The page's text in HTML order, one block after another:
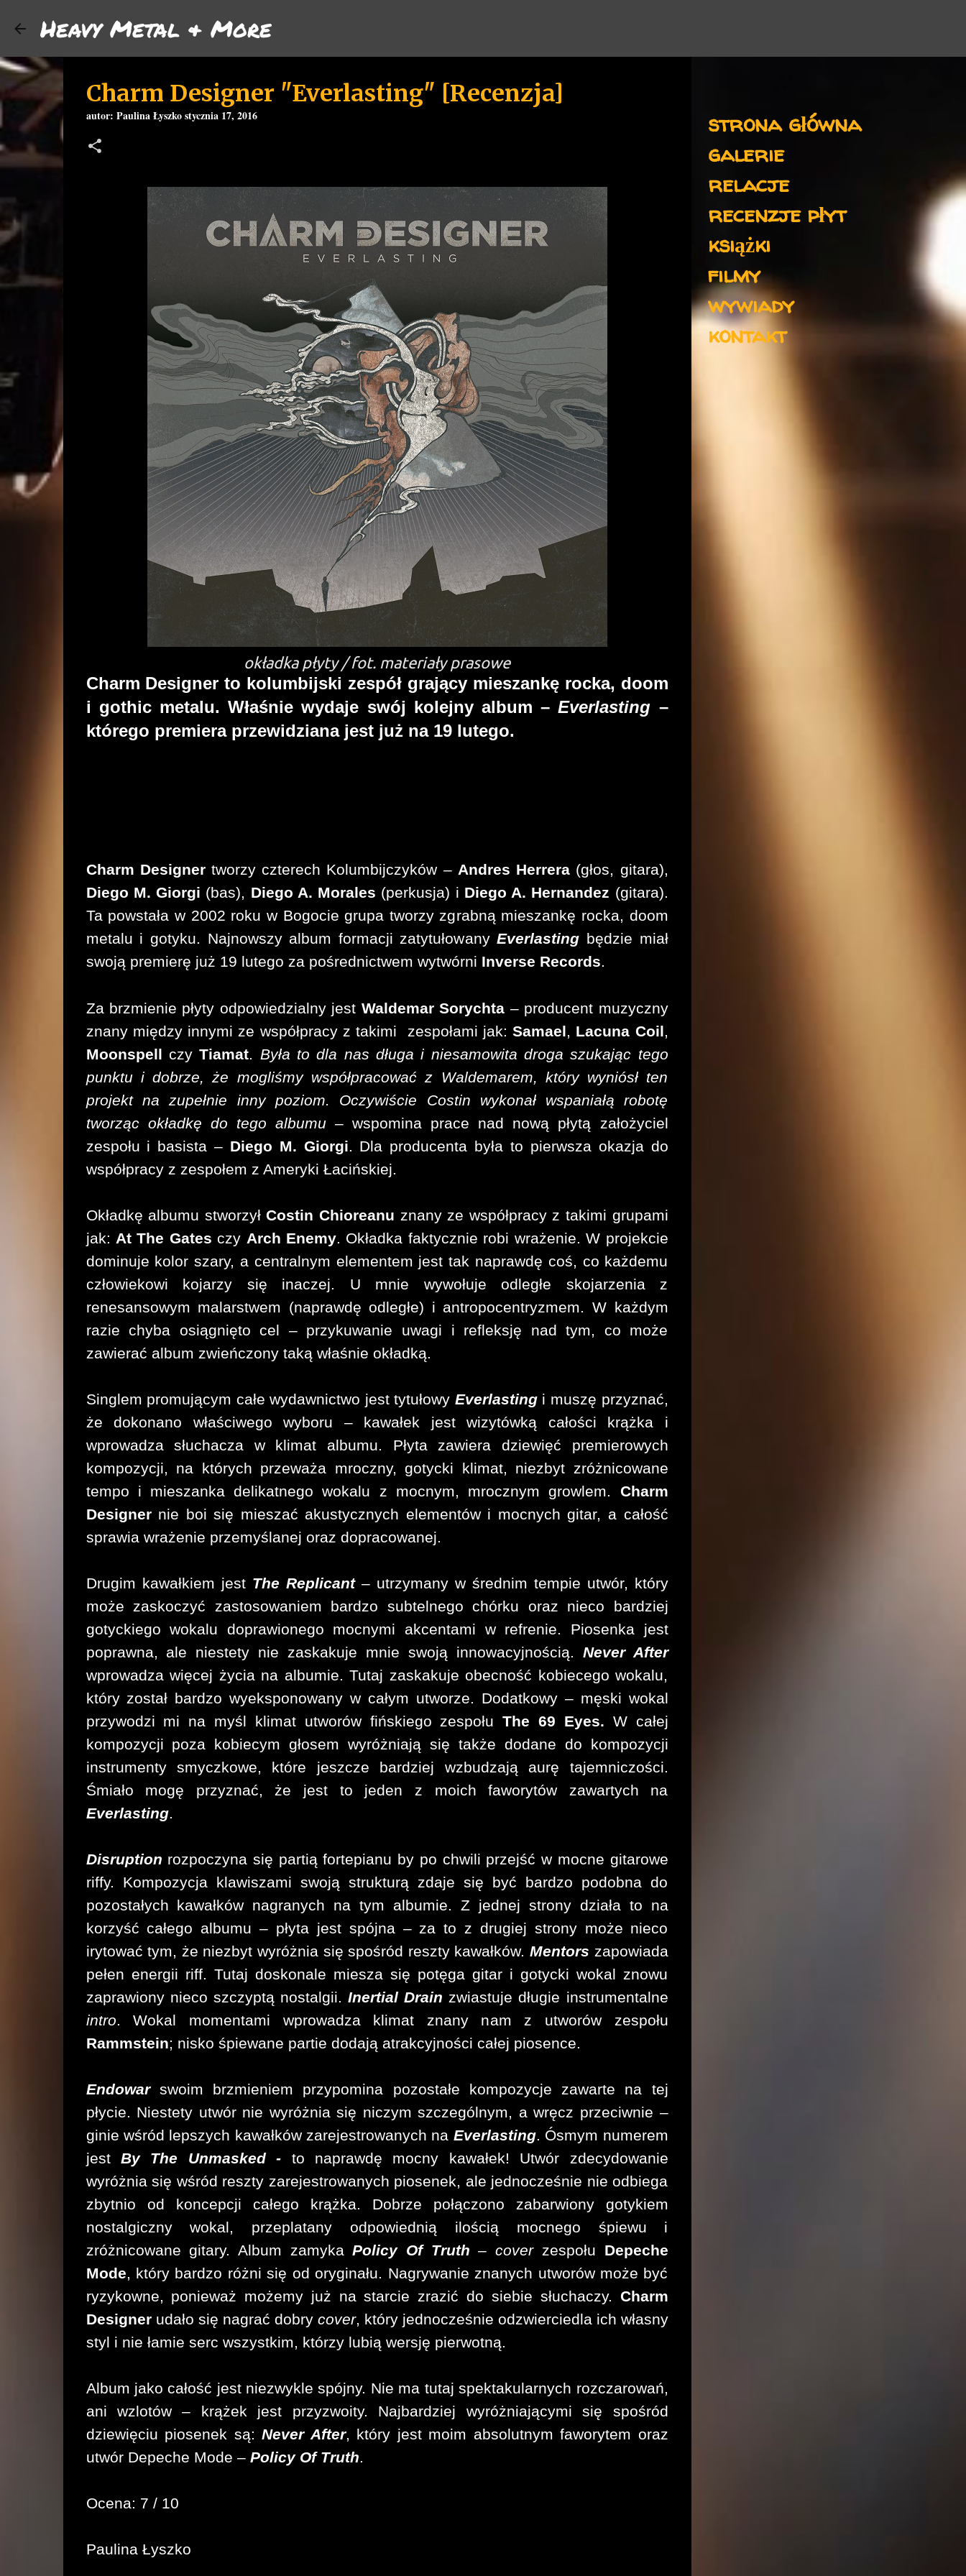
Heavy Metal & More
Charm Designer "Everlasting" [Recenzja]
autor: Paulina Łyszko stycznia 17, 2016
okładka płyty / fot. materiały prasowe
Charm Designer to kolumbijski zespół grający mieszankę rocka, doom
i gothic metalu. Właśnie wydaje swój kolejny album –Everlasting –
którego premiera przewidziana jest już na 19 lutego.
Charm Designer tworzy czterech Kolumbijczyków – Andres Herrera (głos, gitara),
Diego M. Giorgi (bas), Diego A. Morales (perkusja) i Diego A. Hernandez (gitara).
Ta powstała w 2002 roku w Bogocie grupa tworzy zgrabną mieszankę rocka, doom
metalu i gotyku. Najnowszy album formacji zatytułowanyEverlasting będzie miał
swoją premierę już 19 lutego za pośrednictwem wytwórni Inverse Records.
Za brzmienie płyty odpowiedzialny jest Waldemar Sorychta – producent muzyczny
znany między innymi ze współpracy z takimi zespołami jak: Samael, Lacuna Coil,
Moonspell czyTiamat. Była to dla nas długa i niesamowita droga szukając tego
punktu i dobrze, że mogliśmy współpracować z Waldemarem, który wyniósł ten
projekt na zupełnie inny poziom. Oczywiście Costin wykonał wspaniałą robotę
tworząc okładkę do tego albumu – wspomina prace nad nową płytą założyciel
zespołu i basista – Diego M. Giorgi. Dla producenta była to pierwsza okazja do
współpracy z zespołem z Ameryki Łacińskiej.
Okładkę albumu stworzyłCostin Chioreanu znany ze współpracy z takimi grupami
jak: At The Gates czy Arch Enemy. Okładka faktycznie robi wrażenie. W projekcie
dominuje kolor szary, a centralnym elementem jest tak naprawdę coś, co każdemu
człowiekowi kojarzy się inaczej. U mnie wywołuje odległe skojarzenia z
renesansowym malarstwem (naprawdę odległe) i antropocentryzmem. W każdym
razie chyba osiągnięto cel – przykuwanie uwagi i refleksję nad tym, co może
zawierać album zwieńczony taką właśnie okładką.
Singlem promującym całe wydawnictwo jest tytułowy Everlasting i muszę przyznać,
że dokonano właściwego wyboru – kawałek jest wizytówką całości krążka i
wprowadza słuchacza w klimat albumu. Płyta zawiera dziewięć premierowych
kompozycji, na których przeważa mroczny, gotycki klimat, niezbyt zróżnicowane
tempo i mieszanka delikatnego wokalu z mocnym, mrocznym growlem. Charm
Designer nie boi się mieszać akustycznych elementów i mocnych gitar, a całość
sprawia wrażenie przemyślanej oraz dopracowanej.
Drugim kawałkiem jest The Replicant – utrzymany w średnim tempie utwór, który
może zaskoczyć zastosowaniem bardzo subtelnego chórku oraz nieco bardziej
gotyckiego wokalu doprawionego mocnymi akcentami w refrenie. Piosenka jest
poprawna, ale niestety nie zaskakuje mnie swoją innowacyjnością. Never After
wprowadza więcej życia na albumie. Tutaj zaskakuje obecność kobiecego wokalu,
który został bardzo wyeksponowany w całym utworze. Dodatkowy – męski wokal
przywodzi mi na myśl klimat utworów fińskiego zespołuThe 69 Eyes. W całej
kompozycji poza kobiecym głosem wyróżniają się także dodane do kompozycji
instrumenty smyczkowe, które jeszcze bardziej wzbudzają aurę tajemniczości.
Śmiało mogę przyznać, że jest to jeden z moich faworytów zawartych na
Everlasting.
Disruption rozpoczyna się partią fortepianu by po chwili przejść w mocne gitarowe
riffy. Kompozycja klawiszami swoją strukturą zdaje się być bardzo podobna do
pozostałych kawałków nagranych na tym albumie. Z jednej strony działa to na
korzyść całego albumu – płyta jest spójna – za to z drugiej strony może nieco
irytować tym, że niezbyt wyróżnia się spośród reszty kawałków. Mentors zapowiada
pełen energii riff. Tutaj doskonale miesza się potęga gitar i gotycki wokal znowu
zaprawiony nieco szczyptą nostalgii. Inertial Drainzwiastuje długie instrumentalne
intro. Wokal momentami wprowadza klimat znany nam z utworów zespołu
Rammstein; nisko śpiewane partie dodają atrakcyjności całej piosence.
Endowar swoim brzmieniem przypomina pozostałe kompozycje zawarte na tej
płycie. Niestety utwór nie wyróżnia się niczym szczególnym, a wręcz przeciwnie –
ginie wśród lepszych kawałków zarejestrowanych na Everlasting. Ósmym numerem
jest By The Unmasked - to naprawdę mocny kawałek! Utwór zdecydowanie
wyróżnia się wśród reszty zarejestrowanych piosenek, ale jednocześnie nie odbiega
zbytnio od koncepcji całego krążka. Dobrze połączono zabarwiony gotykiem
nostalgiczny wokal, przeplatany odpowiednią ilością mocnego śpiewu i
zróżnicowane gitary. Album zamykaPolicy Of Truth –cover zespołu Depeche
Mode, który bardzo różni się od oryginału. Nagrywanie znanych utworów może być
ryzykowne, ponieważ możemy już na starcie zrazić do siebie słuchaczy. Charm
Designer udało się nagrać dobry cover, który jednocześnie odzwierciedla ich własny
styl i nie łamie serc wszystkim, którzy lubią wersję pierwotną.
Album jako całość jest niezwykle spójny. Nie ma tutaj spektakularnych rozczarowań,
ani wzlotów – krążek jest przyzwoity. Najbardziej wyróżniającymi się spośród
dziewięciu piosenek są: Never After, który jest moim absolutnym faworytem oraz
utwór Depeche Mode – Policy Of Truth.
Ocena: 7 / 10
Paulina Łyszko
strona główna
galerie
relacje
recenzje płyt
książki
filmy
wywiady
kontakt